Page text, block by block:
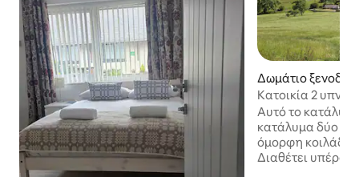
Δωμάτιο
πόλη Llangollen
Κατοικία 2
Cottages
Αυτό το
κατάλυμα δύο
όμορφη κοιλάδα
Διαθέτει